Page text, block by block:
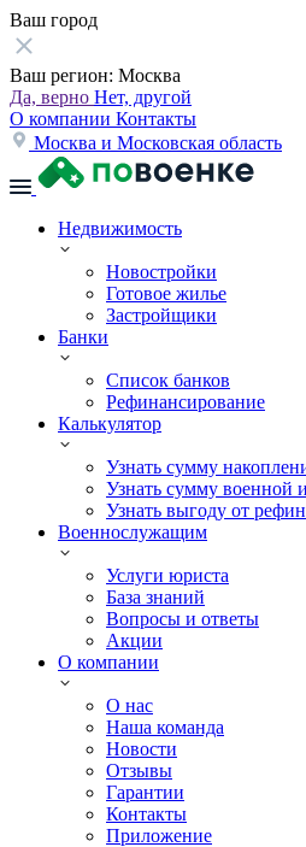
Ваш город
Ваш регион: Москва
Да, верно Нет, другой
О компании Контакты
Москва и Московская область
Недвижимость
Новостройки
Готовое жилье
Застройщики
Банки
Список банков
Рефинансирование
Калькулятор
Узнать сумму
Узнать сумму военной
Узнать выгоду от
Военнослужащим
Услуги юриста
База знаний
Вопросы и ответы
Акции
О компании
О нас
Наша команда
Новости
Отзывы
Гарантии
Контакты
Приложение